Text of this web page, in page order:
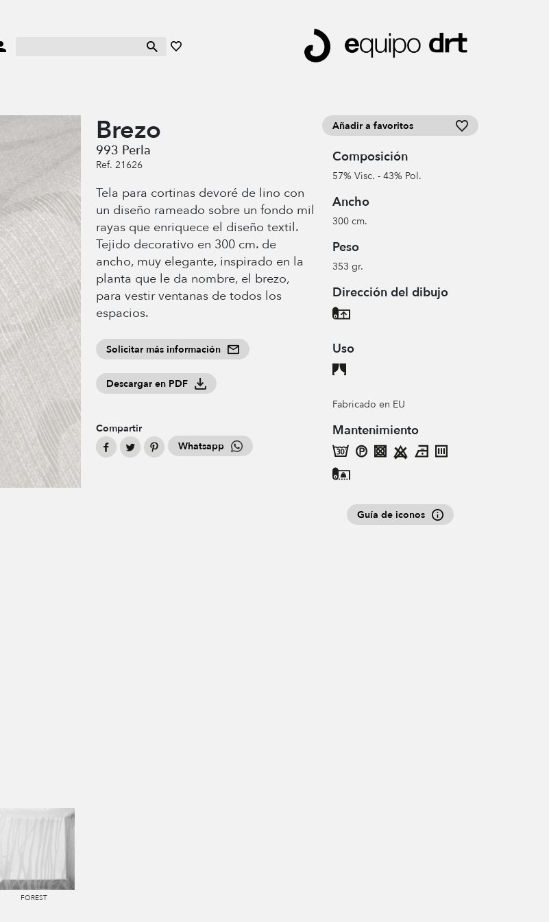
Brezo
993 Perla
Ref. 21626
Tela para cortinas devoré de lino con
un diseño rameado sobre un fondo mil
rayas que enriquece el diseño textil.
Tejido decorativo en 300 cm. de
ancho, muy elegante, inspirado en la
planta que le da nombre, el brezo,
para vestir ventanas de todos los
espacios.
Solicitar más información
Descargar en PDF
Compartir
Whatsapp
Añadir a favoritos
Composición
57% Visc. - 43% Pol.
Ancho
300 cm.
Peso
353 gr.
Dirección del dibujo
Uso
Fabricado en EU
Mantenimiento
Guía de iconos
FOREST